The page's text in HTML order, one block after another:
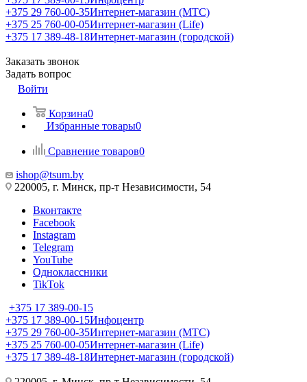
+375 29 760-00-35Интернет-магазин (МТС)
+375 25 760-00-05Интернет-магазин (Life)
+375 17 389-48-18Интернет-магазин (городской)
Заказать звонок
Задать вопрос
Войти
Корзина0
Избранные товары0
Сравнение товаров0
ishop@tsum.by
220005, г. Минск, пр-т Независимости, 54
Вконтакте
Facebook
Instagram
Telegram
YouTube
Одноклассники
TikTok
+375 17 389-00-15
+375 17 389-00-15Инфоцентр
+375 29 760-00-35Интернет-магазин (МТС)
+375 25 760-00-05Интернет-магазин (Life)
+375 17 389-48-18Интернет-магазин (городской)